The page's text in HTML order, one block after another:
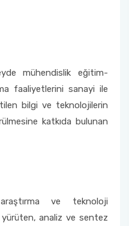
mühendislik eğitim-
faaliyetlerini sanayi ile
bilgi ve teknolojilerin
katkıda bulunan
ve teknoloji
yürüten, analiz ve sentez